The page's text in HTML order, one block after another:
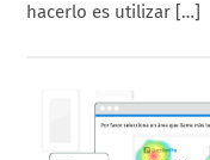
hacerlo es utilizar […]